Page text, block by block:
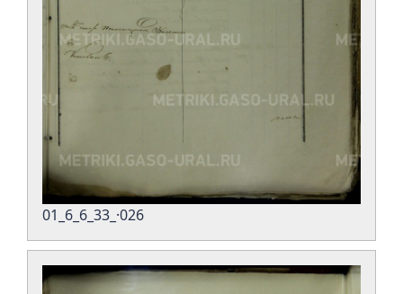
01_6_6_33_·026